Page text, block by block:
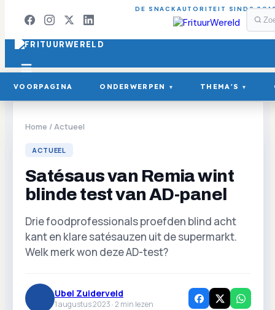
DE SNACKAUTORITEIT SINDS
VOORPAGINA ONDERWERPEN ▾ THEMA'S ▾
Home /Actueel
ACTUEEL
Satésaus van Remia wint
blinde test van AD-panel
Drie foodprofessionals proefden blind acht
kant en klare satésauzen uit de supermarkt.
Welk merk won deze AD-test?
Ubel Zuiderveld
1 augustus 2023 ·2 min lezen